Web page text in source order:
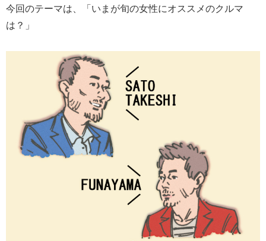
今回のテーマは、「いまが旬の女性にオススメのクルマ
は？」